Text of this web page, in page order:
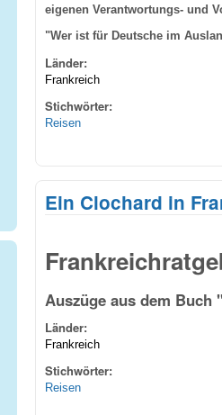
eigenen Verantwortungs- und
"Wer ist für Deutsche im
Länder:
Frankreich
Stichwörter:
Reisen
Ein Clochard in
Auszüge aus dem
Länder:
Frankreich
Stichwörter:
Reisen